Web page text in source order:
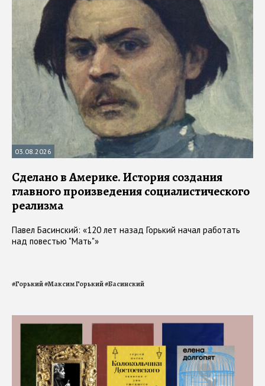
03.08.2026
Сделано в Америке. История создания
главного произведения социалистического
реализма
Павел Басинский: «120 лет назад Горький начал работать
над повестью "Мать"»
#Горький#Максим Горький#Басинский